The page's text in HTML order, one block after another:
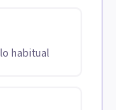
habitual